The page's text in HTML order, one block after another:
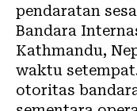
pendaratan
Bandara
Kathmandu,
waktu
otoritas